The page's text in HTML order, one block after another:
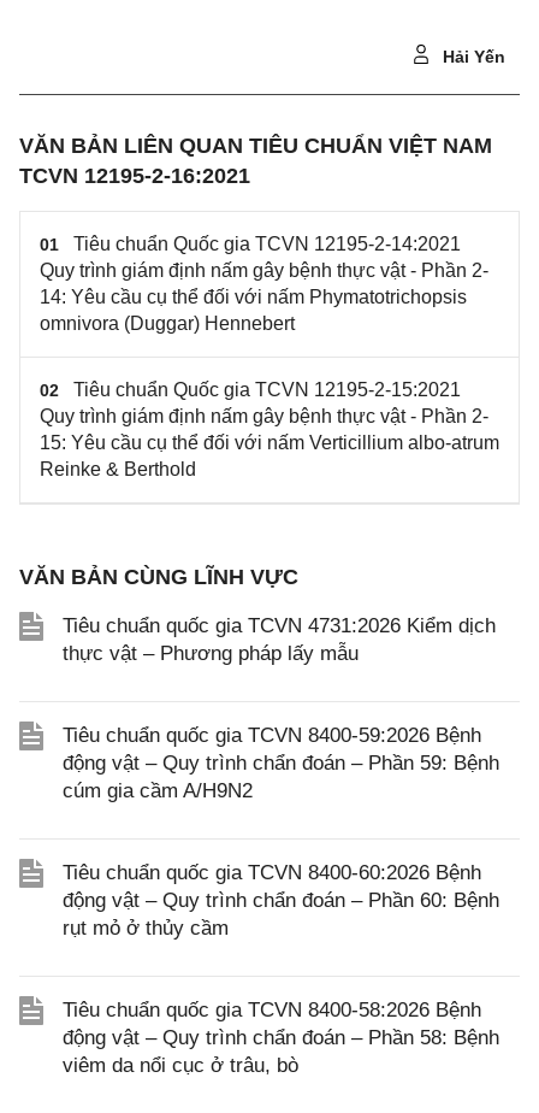
Hải Yến
VĂN BẢN LIÊN QUAN TIÊU CHUẨN VIỆT NAM
TCVN 12195-2-16:2021
01
Tiêu chuẩn Quốc gia TCVN 12195-2-14:2021
Quy trình giám định nấm gây bệnh thực vật - Phần 2-
14: Yêu cầu cụ thể đối với nấm Phymatotrichopsis
omnivora (Duggar) Hennebert
02
Tiêu chuẩn Quốc gia TCVN 12195-2-15:2021
Quy trình giám định nấm gây bệnh thực vật - Phần 2-
15: Yêu cầu cụ thể đối với nấm Verticillium albo-atrum
Reinke & Berthold
VĂN BẢN CÙNG LĨNH VỰC
Tiêu chuẩn quốc gia TCVN 4731:2026 Kiểm dịch
thực vật – Phương pháp lấy mẫu
Tiêu chuẩn quốc gia TCVN 8400-59:2026 Bệnh
động vật – Quy trình chẩn đoán – Phần 59: Bệnh
cúm gia cầm A/H9N2
Tiêu chuẩn quốc gia TCVN 8400-60:2026 Bệnh
động vật – Quy trình chẩn đoán – Phần 60: Bệnh
rụt mỏ ở thủy cầm
Tiêu chuẩn quốc gia TCVN 8400-58:2026 Bệnh
động vật – Quy trình chẩn đoán – Phần 58: Bệnh
viêm da nổi cục ở trâu, bò